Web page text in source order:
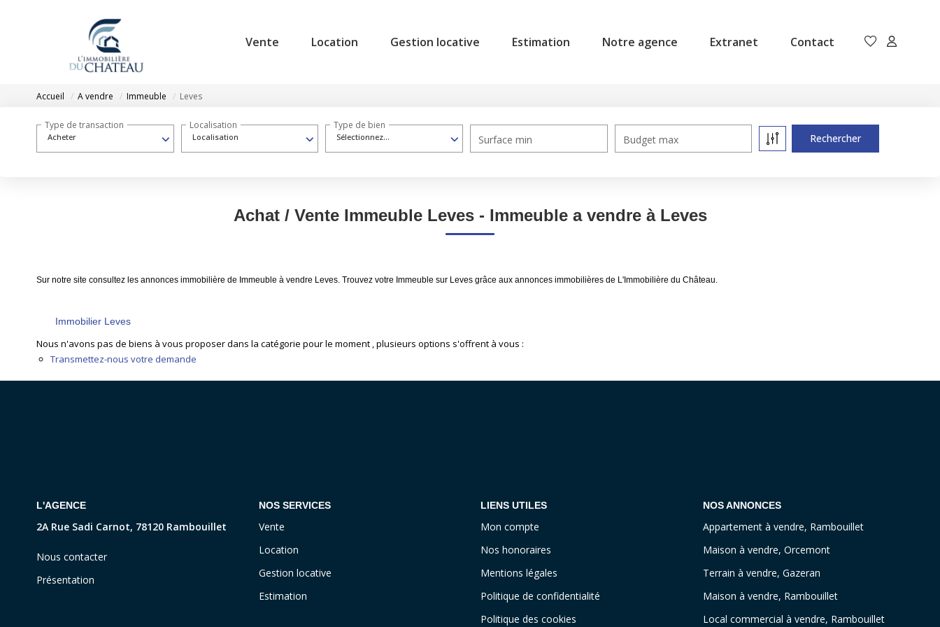
Vente Location Gestion locative Estimation Notre agence Extranet Contact
Accueil A vendre Immeuble Leves
Acheter
Type de transaction
Localisation
Localisation
Sélectionnez...
Type de bien
Surface min Budget max
Achat / Vente Immeuble Leves - Immeuble a vendre à Leves
Sur notre site consultez les annonces immobilière de Immeuble à vendre Leves. Trouvez votre Immeuble sur Leves grâce aux annonces immobilières de L'Immobilière du Château.
Immobilier Leves
Nous n'avons pas de biens à vous proposer dans la catégorie pour le moment , plusieurs options s'offrent à vous :
Transmettez-nous votre demande
L'AGENCE
2A Rue Sadi Carnot, 78120 Rambouillet
Nous contacter
Présentation
NOS SERVICES
Vente
Location
Gestion locative
Estimation
LIENS UTILES
Mon compte
Nos honoraires
Mentions légales
Politique de confidentialité
Politique des cookies
NOS ANNONCES
Appartement à vendre, Rambouillet
Maison à vendre, Orcemont
Terrain à vendre, Gazeran
Maison à vendre, Rambouillet
Local commercial à vendre, Rambouillet